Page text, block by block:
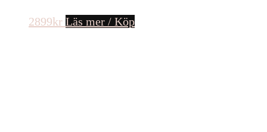
2899kr Läs mer / Köp